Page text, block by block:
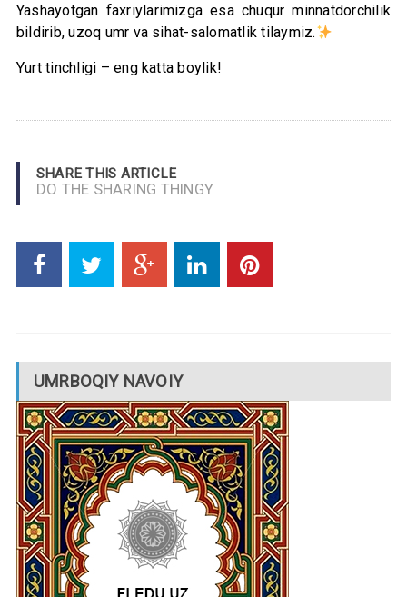
Yashayotgan faxriylarimizga esa chuqur minnatdorchilik
bildirib, uzoq umr va sihat-salomatlik tilaymiz.
Yurt tinchligi – eng katta boylik!
SHARE THIS ARTICLE
DO THE SHARING THINGY
UMRBOQIY NAVOIY